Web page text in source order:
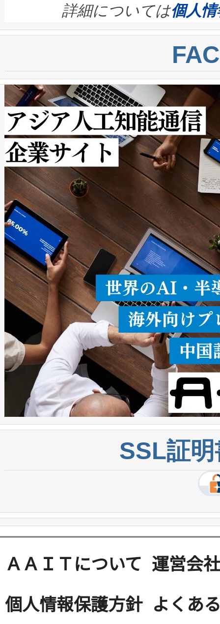
quality and reliability for AI
BESS stack to ensure battery
centers. Voltaiqは、ai&のAI
からシステム統合、試運転、
クルの各段階のデータを監視
[…]
す。ノーマルモードでは、
ートル先まで検出でき、これ
トに対して約600メートルに
では、反射率10％のターゲッ
で向上し、最大検知距離は
ットだけで最大1キロメート
ルの変電所周囲を監視でき、
作業と点群処理を簡素化でき
Avia 2は、2種類のFOVオプシ
× 80°のノーマルモード、長
ードを切り替えて使用するこ
ることなく、単一のデバイス
うにします。遠距離まで届く
密度なスキャ […]
詳細については個人
SSL証
ＡＡＩＴについて 運営会社
個人情報保護方針 よくあ